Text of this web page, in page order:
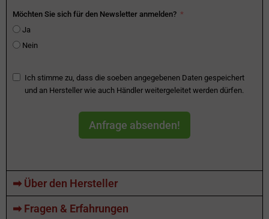
Möchten Sie sich für den Newsletter anmelden?
Ja
Nein
Ich stimme zu, dass die soeben angegebenen Daten gespeichert
und an Hersteller wie auch Händler weitergeleitet werden dürfen.
Anfrage absenden!
➡ Über den Hersteller
➡ Fragen & Erfahrungen